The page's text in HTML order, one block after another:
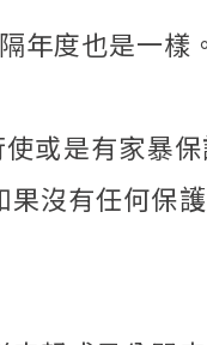
年度也是一樣。
或是有家暴
沒有任何保